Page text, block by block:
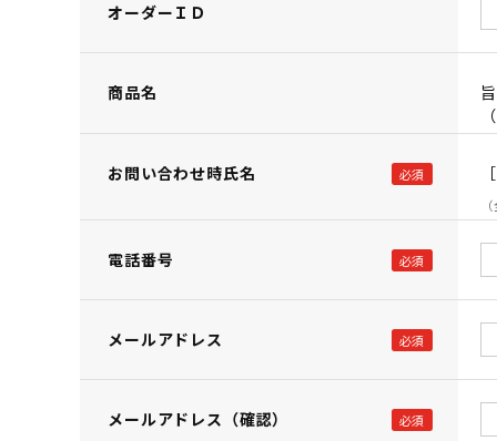
オーダーＩＤ
商品名
お問い合わせ時氏名
電話番号
メールアドレス
メールアドレス（確認）